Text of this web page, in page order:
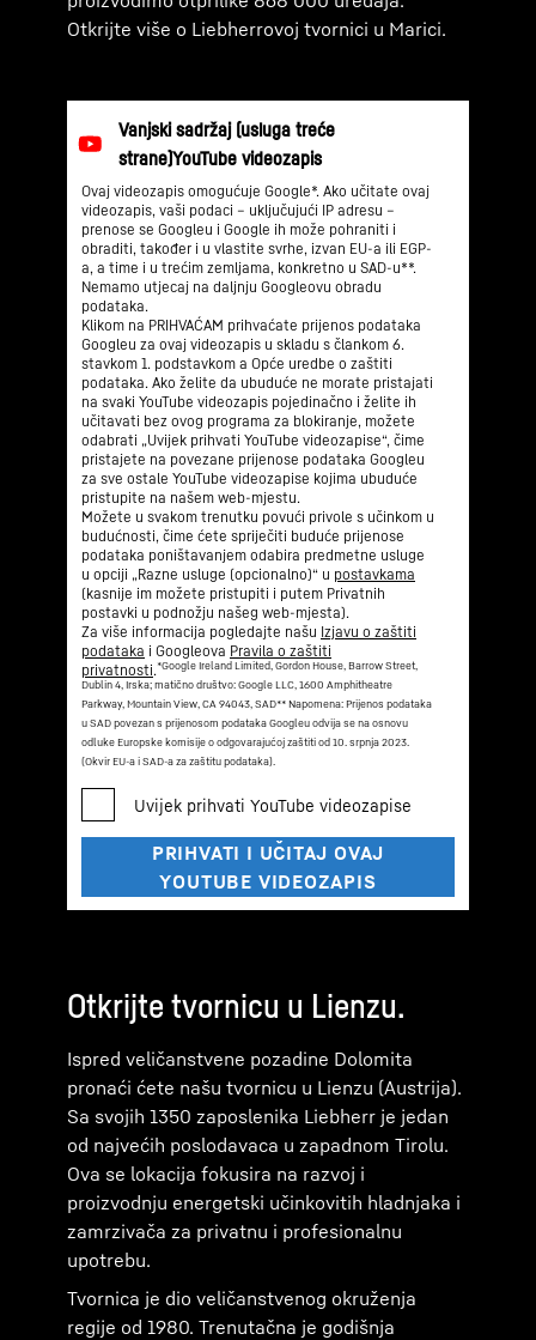
Otkrijte više o Liebherrovoj tvornici u Marici.
Ovaj videozapis omogućuje Google*. Ako učitate ovaj
videozapis, vaši podaci – uključujući IP adresu –
prenose se Googleu i Google ih može pohraniti i
obraditi, također i u vlastite svrhe, izvan EU-a ili EGP-
a, a time i u trećim zemljama, konkretno u SAD-u**.
Nemamo utjecaj na daljnju Googleovu obradu
podataka.
Klikom na PRIHVAĆAM prihvaćate prijenos podataka
Googleu za ovaj videozapis u skladu s člankom 6.
stavkom 1. podstavkom a Opće uredbe o zaštiti
podataka. Ako želite da ubuduće ne morate pristajati
na svaki YouTube videozapis pojedinačno i želite ih
učitavati bez ovog programa za blokiranje, možete
odabrati „Uvijek prihvati YouTube videozapise“, čime
pristajete na povezane prijenose podataka Googleu
za sve ostale YouTube videozapise kojima ubuduće
pristupite na našem web-mjestu.
Možete u svakom trenutku povući privole s učinkom u
budućnosti, čime ćete spriječiti buduće prijenose
podataka poništavanjem odabira predmetne usluge
u opciji „Razne usluge (opcionalno)“ u postavkama
(kasnije im možete pristupiti i putem Privatnih
postavki u podnožju našeg web-mjesta).
Za više informacija pogledajte našu Izjavu o zaštiti
podataka i Googleova Pravila o zaštiti
privatnosti.*Google Ireland Limited, Gordon House, Barrow Street,
Dublin 4, Irska; matično društvo: Google LLC, 1600 Amphitheatre
Parkway, Mountain View, CA 94043, SAD** Napomena: Prijenos podataka
u SAD povezan s prijenosom podataka Googleu odvija se na osnovu
odluke Europske komisije o odgovarajućoj zaštiti od 10. srpnja 2023.
(Okvir EU-a i SAD-a za zaštitu podataka).
Otkrijte tvornicu u Lienzu.
Ispred veličanstvene pozadine Dolomita
pronaći ćete našu tvornicu u Lienzu (Austrija).
Sa svojih 1350 zaposlenika Liebherr je jedan
od najvećih poslodavaca u zapadnom Tirolu.
Ova se lokacija fokusira na razvoj i
proizvodnju energetski učinkovitih hladnjaka i
zamrzivača za privatnu i profesionalnu
upotrebu.
Tvornica je dio veličanstvenog okruženja
regije od 1980. Trenutačna je godišnja